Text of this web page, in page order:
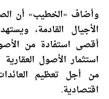
وأضاف «الخطيب» أن
الأجيال القادمة،
أقصى استفادة من
استثمار الأصول العقارية
من أجل تعظيم
اقتصادية.